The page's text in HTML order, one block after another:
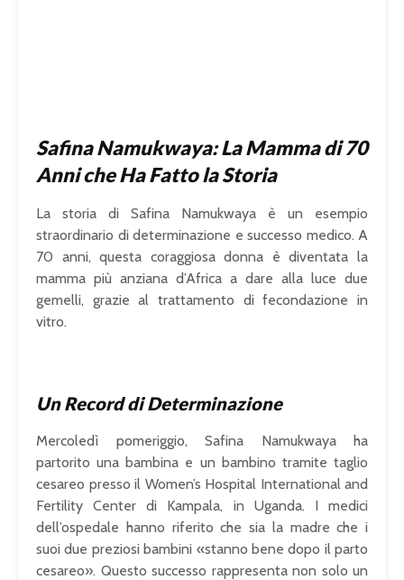
Safina Namukwaya: La Mamma di 70
Anni che Ha Fatto la Storia
La storia di Safina Namukwaya è un esempio
straordinario di determinazione e successo medico. A
70 anni, questa coraggiosa donna è diventata la
mamma più anziana d’Africa a dare alla luce due
gemelli, grazie al trattamento di fecondazione in
vitro.
Un Record di Determinazione
Mercoledì pomeriggio, Safina Namukwaya ha
partorito una bambina e un bambino tramite taglio
cesareo presso il Women’s Hospital International and
Fertility Center di Kampala, in Uganda. I medici
dell’ospedale hanno riferito che sia la madre che i
suoi due preziosi bambini «stanno bene dopo il parto
cesareo». Questo successo rappresenta non solo un